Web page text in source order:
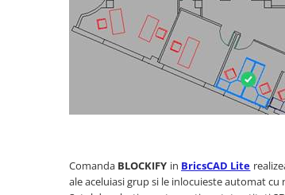
Comanda BLOCKIFY in BricsCAD Lite
ale aceluiasi grup si le inlocuieste automat cu